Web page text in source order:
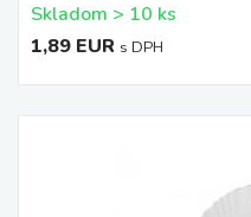
Skladom > 10 ks
1,89 EUR s DPH